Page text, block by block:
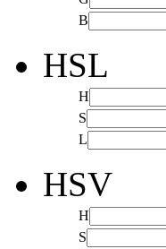
B
HSL
H
S
L
HSV
H
S